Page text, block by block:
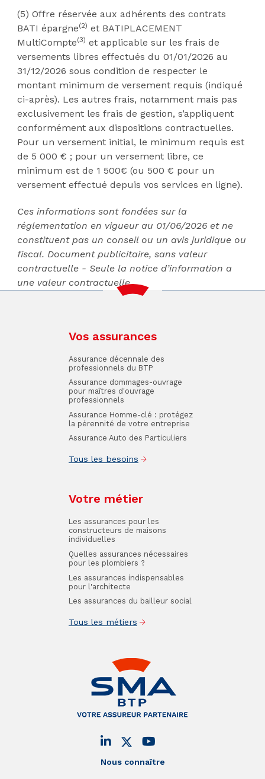
(5) Offre réservée aux adhérents des contrats
BATI épargne(2) et BATIPLACEMENT
MultiCompte(3) et applicable sur les frais de
versements libres effectués du 01/01/2026 au
31/12/2026 sous condition de respecter le
montant minimum de versement requis (indiqué
ci-après). Les autres frais, notamment mais pas
exclusivement les frais de gestion, s’appliquent
conformément aux dispositions contractuelles.
Pour un versement initial, le minimum requis est
de 5 000 € ; pour un versement libre, ce
minimum est de 1 500€ (ou 500 € pour un
versement effectué depuis vos services en ligne).
Ces informations sont fondées sur la
réglementation en vigueur au 01/06/2026 et ne
constituent pas un conseil ou un avis juridique ou
fiscal. Document publicitaire, sans valeur
contractuelle - Seule la notice d’information a
une valeur contractuelle.
Nous connaître
Vos assurances
Assurance décennale des
professionnels du BTP
Assurance dommages-ouvrage
pour maîtres d'ouvrage
professionnels
Assurance Homme-clé : protégez
la pérennité de votre entreprise
Assurance Auto des Particuliers
Tous les besoins
Votre métier
Les assurances pour les
constructeurs de maisons
individuelles
Quelles assurances nécessaires
pour les plombiers ?
Les assurances indispensables
pour l'architecte
Les assurances du bailleur social
Tous les métiers